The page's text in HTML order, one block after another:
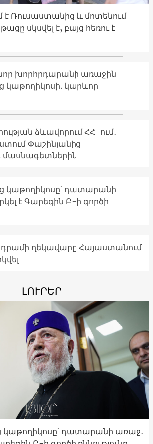
է Ռուսաստանից և մոտենում
սկսվել է, բայց հեռու է
խորհրդարանի առաջին
կաթողիկոսի. կարևոր
ձևավորում ՀՀ-ում․
Փաշինյանից
կաթողիկոսը՝ դատարանի
է Գարեգին Բ-ի գործի
ղեկավարը Հայաստանում
ԼՈՒՐԵՐ
կաթողիկոսը՝ դատարանի առաջ․